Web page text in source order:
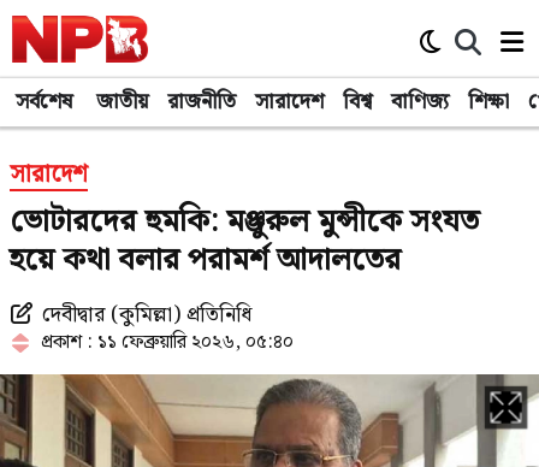
সর্বশেষ জাতীয় রাজনীতি সারাদেশ বিশ্ব বাণিজ্য শিক্ষা
সারাদেশ
ভোটারদের হুমকি: মঞ্জুরুল মুন্সীকে সংযত
হয়ে কথা বলার পরামর্শ আদালতের
দেবীদ্বার (কুমিল্লা) প্রতিনিধি
প্রকাশ : ১১ ফেব্রুয়ারি ২০২৬, ০৫:৪০